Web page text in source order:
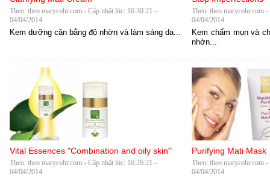
Theo: theo marycohr.com - Cập nhật lúc: 16:30:21 -
04/04/2014
Kem dưỡng cân bằng độ nhờn và làm sáng da...
Theo: theo marycohr.com
04/04/2014
Kem chấm mụn và
nhờn...
Vital Essences "Combination and oily skin"
Theo: theo marycohr.com - Cập nhật lúc: 16:26:21 -
04/04/2014
Purifying Mati Mask
Theo: theo marycohr.com
04/04/2014